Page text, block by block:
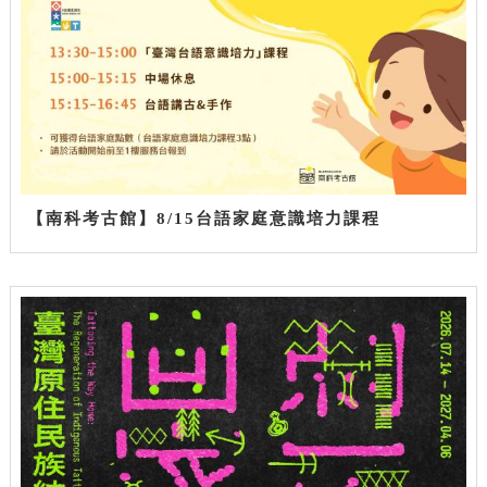
【南科考古館】8/15台語家庭意識培力課程